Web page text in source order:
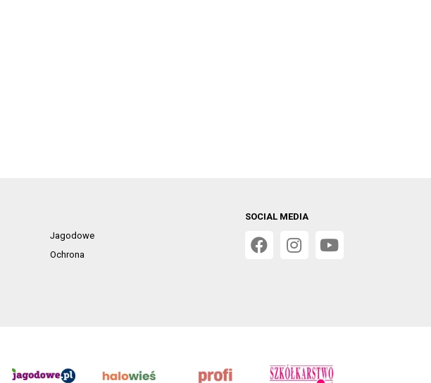
Jagodowe
Ochrona
SOCIAL MEDIA